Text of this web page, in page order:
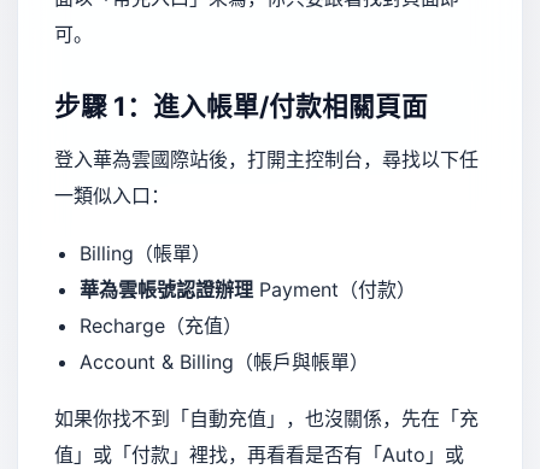
可。
步驟 1：進入帳單/付款相關頁面
登入華為雲國際站後，打開主控制台，尋找以下任
一類似入口：
Billing（帳單）
華為雲帳號認證辦理Payment（付款）
Recharge（充值）
Account & Billing（帳戶與帳單）
如果你找不到「自動充值」，也沒關係，先在「充
值」或「付款」裡找，再看看是否有「Auto」或